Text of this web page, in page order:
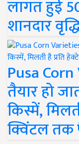
लागत हुई
शानदार
Pusa
तैयार हो
किस्में,
क्विंटल तक